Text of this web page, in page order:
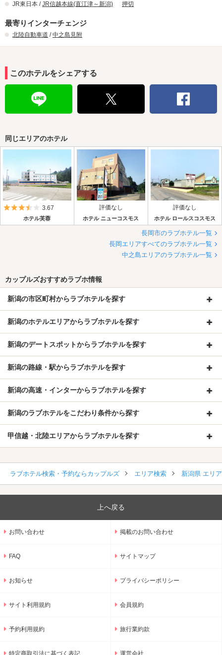
JR東日本 /JR信越本線(直江津～新潟) 押切
最寄りインターチェンジ
北陸自動車道 /中之島見附
このホテルをシェアする
同じエリアのホテル
5つ星のうち3.5
3.67
ホテル芙蓉
評価なし
ホテル ニューコスモス
評価なし
ホテル ロールスコスモス
長岡市のラブホテル一覧
長岡エリアすべてのラブホテル一覧
中之島エリアのラブホテル一覧
カップルズおすすめラブホ情報
新潟の市区町村からラブホテルを探す
新潟のホテルエリアからラブホテルを探す
新潟のデートスポットからラブホテルを探す
新潟の路線・駅からラブホテルを探す
新潟の高速・インターからラブホテルを探す
新潟のラブホテルをこだわり条件から探す
甲信越・北陸エリアからラブホテルを探す
ラブホテル検索・予約ならカップルズ エリア検索 新潟県 エリ
上へ戻る
お問い合わせ 掲載のお問い合わせ
FAQ サイトマップ
お知らせ プライバシーポリシー
サイト利用規約 会員規約
予約利用規約 旅行業約款